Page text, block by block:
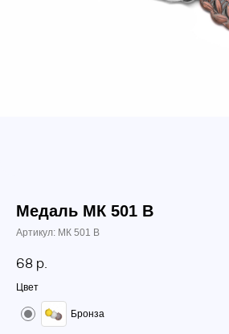
Медаль МК 501 В
Артикул: МК 501 В
68 р.
Цвет
Бронза